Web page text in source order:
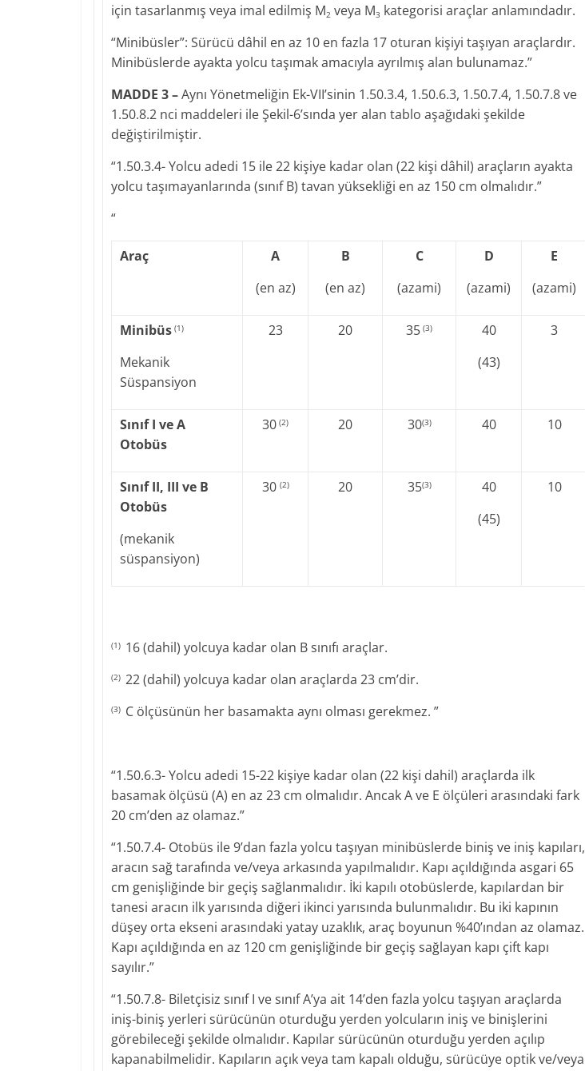
için tasarlanmış veya imal edilmiş M2 veya M3 kategorisi araçlar anlamındadır.
“Minibüsler”: Sürücü dâhil en az 10 en fazla 17 oturan kişiyi taşıyan araçlardır.
Minibüslerde ayakta yolcu taşımak amacıyla ayrılmış alan bulunamaz.”
MADDE 3 –Aynı Yönetmeliğin Ek-VII’sinin 1.50.3.4, 1.50.6.3, 1.50.7.4, 1.50.7.8 ve
1.50.8.2 nci maddeleri ile Şekil-6’sında yer alan tablo aşağıdaki şekilde
değiştirilmiştir.
“1.50.3.4- Yolcu adedi 15 ile 22 kişiye kadar olan (22 kişi dâhil) araçların ayakta
yolcu taşımayanlarında (sınıf B) tavan yüksekliği en az 150 cm olmalıdır.”
“
Araç
A
(en az)
B
(en az)
C
(azami)
D
(azami)
E
(azami)
Minibüs (1)
Mekanik
Süspansiyon
23 20 35 (3)
40
(43)
3
Sınıf I ve A
Otobüs
30 (2) 20 30(3) 40 10
Sınıf II, III ve B
Otobüs
(mekanik
süspansiyon)
30 (2) 20 35(3)
40
(45)
10
(1) 16 (dahil) yolcuya kadar olan B sınıfı araçlar.
(2) 22 (dahil) yolcuya kadar olan araçlarda 23 cm’dir.
(3) C ölçüsünün her basamakta aynı olması gerekmez. ”
“1.50.6.3- Yolcu adedi 15-22 kişiye kadar olan (22 kişi dahil) araçlarda ilk
basamak ölçüsü (A) en az 23 cm olmalıdır. Ancak A ve E ölçüleri arasındaki fark
20 cm’den az olamaz.”
“1.50.7.4- Otobüs ile 9’dan fazla yolcu taşıyan minibüslerde biniş ve iniş kapıları,
aracın sağ tarafında ve/veya arkasında yapılmalıdır. Kapı açıldığında asgari 65
cm genişliğinde bir geçiş sağlanmalıdır. İki kapılı otobüslerde, kapılardan bir
tanesi aracın ilk yarısında diğeri ikinci yarısında bulunmalıdır. Bu iki kapının
düşey orta ekseni arasındaki yatay uzaklık, araç boyunun %40’ından az olamaz.
Kapı açıldığında en az 120 cm genişliğinde bir geçiş sağlayan kapı çift kapı
sayılır.”
“1.50.7.8- Biletçisiz sınıf I ve sınıf A’ya ait 14’den fazla yolcu taşıyan araçlarda
iniş-biniş yerleri sürücünün oturduğu yerden yolcuların iniş ve binişlerini
görebileceği şekilde olmalıdır. Kapılar sürücünün oturduğu yerden açılıp
kapanabilmelidir. Kapıların açık veya tam kapalı olduğu, sürücüye optik ve/veya